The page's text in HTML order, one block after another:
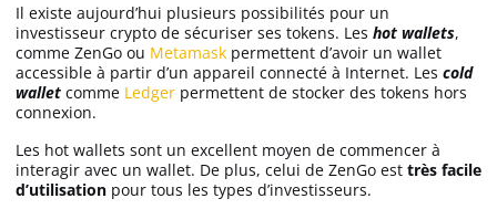
Il existe aujourd’hui plusieurs possibilités pour un
investisseur crypto de sécuriser ses tokens. Les hot wallets,
comme ZenGo ou Metamask permettent d’avoir un wallet
accessible à partir d’un appareil connecté à Internet. Les cold
wallet comme Ledger permettent de stocker des tokens hors
connexion.
Les hot wallets sont un excellent moyen de commencer à
interagir avec un wallet. De plus, celui de ZenGo est très facile
d’utilisation pour tous les types d’investisseurs.